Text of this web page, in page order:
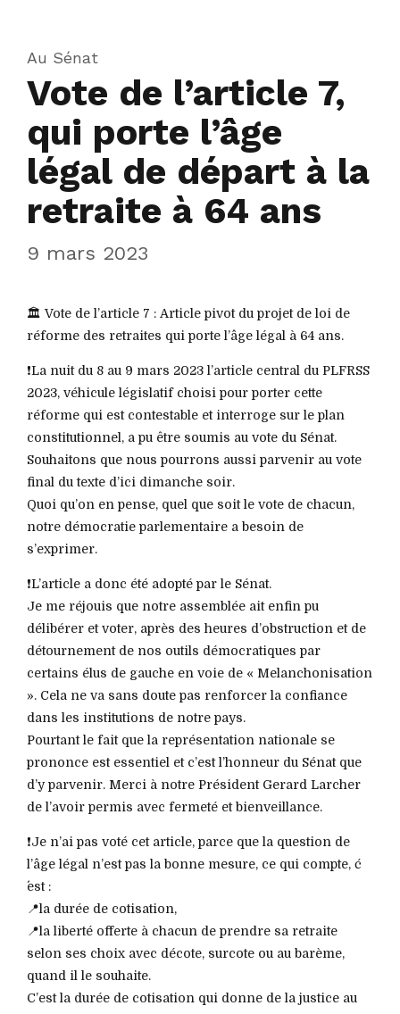
Au Sénat
Vote de l’article 7,
qui porte l’âge
légal de départ à la
retraite à 64 ans
9 mars 2023
🏛️ Vote de l’article 7 : Article pivot du projet de loi de
réforme des retraites qui porte l’âge légal à 64 ans.
❗️La nuit du 8 au 9 mars 2023 l’article central du PLFRSS
2023, véhicule législatif choisi pour porter cette
réforme qui est contestable et interroge sur le plan
constitutionnel, a pu être soumis au vote du Sénat.
Souhaitons que nous pourrons aussi parvenir au vote
final du texte d’ici dimanche soir.
Quoi qu’on en pense, quel que soit le vote de chacun,
notre démocratie parlementaire a besoin de
s’exprimer.
❗️L’article a donc été adopté par le Sénat.
Je me réjouis que notre assemblée ait enfin pu
délibérer et voter, après des heures d’obstruction et de
détournement de nos outils démocratiques par
certains élus de gauche en voie de « Melanchonisation
». Cela ne va sans doute pas renforcer la confiance
dans les institutions de notre pays.
Pourtant le fait que la représentation nationale se
prononce est essentiel et c’est l’honneur du Sénat que
d’y parvenir. Merci à notre Président Gerard Larcher
de l’avoir permis avec fermeté et bienveillance.
❗️Je n’ai pas voté cet article, parce que la question de
l’âge légal n’est pas la bonne mesure, ce qui compte, ć
´est :
📍la durée de cotisation,
📍la liberté offerte à chacun de prendre sa retraite
selon ses choix avec décote, surcote ou au barème,
quand il le souhaite.
C’est la durée de cotisation qui donne de la justice au